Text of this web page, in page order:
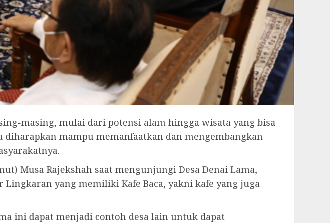
masing, mulai dari potensi alam hingga wisata yang bisa
mampu memanfaatkan dan mengembangkan
Musa Rajekshah saat mengunjungi Desa Denai Lama,
Lingkaran yang memiliki Kafe Baca, yakni kafe yang juga
ini dapat menjadi contoh desa lain untuk dapat